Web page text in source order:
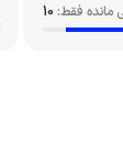
مانده فقط: 10